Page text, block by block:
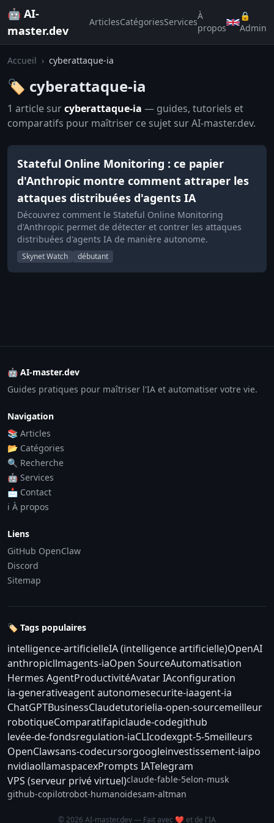
🤖 AI-
master.dev
ArticlesCatégoriesServices
À
propos
🔒
Admin
Accueil › cyberattaque-ia
🏷️ cyberattaque-ia
1 article surcyberattaque-ia — guides, tutoriels et
comparatifs pour maîtriser ce sujet sur AI-master.dev.
Stateful Online Monitoring : ce papier
d'Anthropic montre comment attraper les
attaques distribuées d'agents IA
Découvrez comment le Stateful Online Monitoring
d'Anthropic permet de détecter et contrer les attaques
distribuées d'agents IA de manière autonome.
Skynet Watch débutant
🤖 AI-master.dev
Guides pratiques pour maîtriser l'IA et automatiser votre vie.
Navigation
📚 Articles
📂 Catégories
🔍 Recherche
🤖 Services
📩 Contact
ℹ️ À propos
Liens
GitHub OpenClaw
Discord
Sitemap
🏷️ Tags populaires
intelligence-artificielleIA (intelligence artificielle)OpenAI
anthropicllmagents-iaOpen SourceAutomatisation
Hermes AgentProductivitéAvatar IAconfiguration
ia-generativeagent autonomesecurite-iaagent-ia
ChatGPTBusinessClaudetutorielia-open-sourcemeilleur
robotiqueComparatifapiclaude-codegithub
levée-de-fondsregulation-iaCLIcodexgpt-5-5meilleurs
OpenClawsans-codecursorgoogleinvestissement-iaipo
nvidiaollamaspacexPrompts IATelegram
VPS (serveur privé virtuel)claude-fable-5elon-musk
github-copilotrobot-humanoidesam-altman
© 2026 AI-master.dev — Fait avec ❤️ et de l'IA